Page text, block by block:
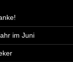
im Juni